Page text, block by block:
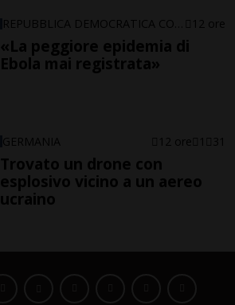
12 ore
«La peggiore epidemia di
Ebola mai registrata»
GERMANIA 12 ore 1 31
Trovato un drone con
esplosivo vicino a un aereo
ucraino